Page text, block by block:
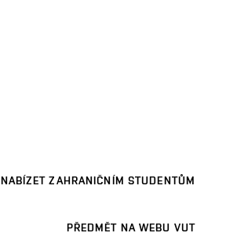
NABÍZET ZAHRANIČNÍM STUDENTŮM
PŘEDMĚT NA WEBU VUT